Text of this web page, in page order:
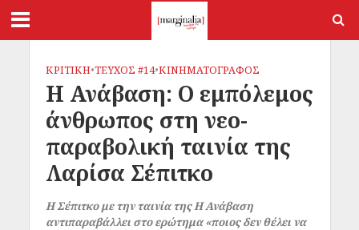
ΚΡΙΤΙΚΗ•ΤΕΥΧΟΣ #14•ΚΙΝΗΜΑΤΟΓΡΑΦΟΣ
Η Ανάβαση: Ο εμπόλεμος
άνθρωπος στη νεο-
παραβολική ταινία της
Λαρίσα Σέπιτκο
Η Σέπιτκο με την ταινία της Η Ανάβαση
αντιπαραβάλλει στο ερώτημα «ποιος δεν θέλει να